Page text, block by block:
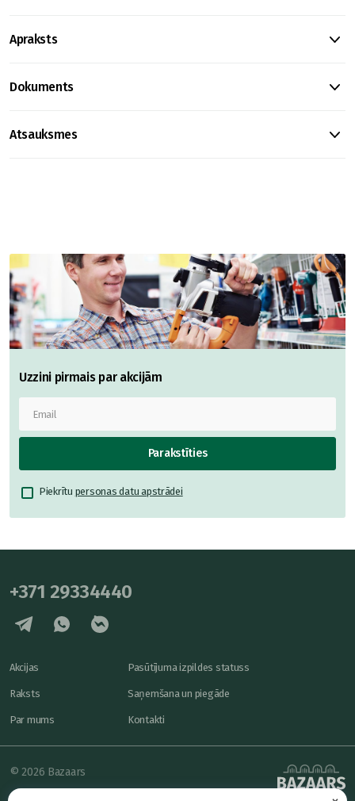
Apraksts
Dokuments
Atsauksmes
Uzzini pirmais par akcijām
Parakstīties
Piekrītu personas datu apstrādei
+371 29334440
Akcijas
Raksts
Par mums
Pasūtījuma izpildes statuss
Saņemšana un piegāde
Kontakti
© 2026 Bazaars